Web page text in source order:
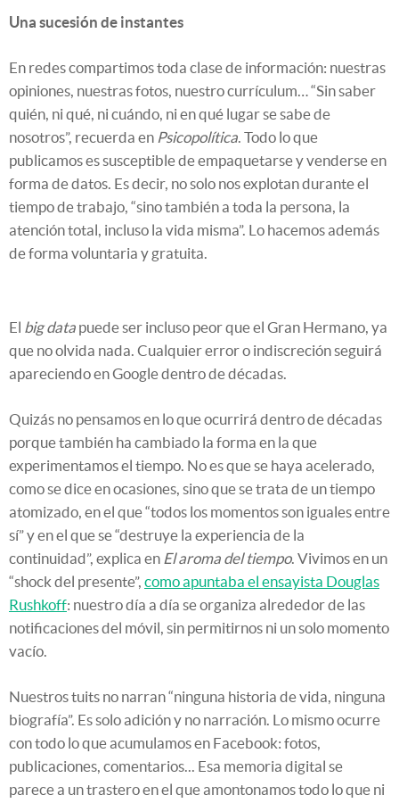
Una sucesión de instantes
En redes compartimos toda clase de información: nuestras
opiniones, nuestras fotos, nuestro currículum… “Sin saber
quién, ni qué, ni cuándo, ni en qué lugar se sabe de
nosotros”, recuerda en Psicopolítica. Todo lo que
publicamos es susceptible de empaquetarse y venderse en
forma de datos. Es decir, no solo nos explotan durante el
tiempo de trabajo, “sino también a toda la persona, la
atención total, incluso la vida misma”. Lo hacemos además
de forma voluntaria y gratuita.
El big data puede ser incluso peor que el Gran Hermano, ya
que no olvida nada. Cualquier error o indiscreción seguirá
apareciendo en Google dentro de décadas.
Quizás no pensamos en lo que ocurrirá dentro de décadas
porque también ha cambiado la forma en la que
experimentamos el tiempo. No es que se haya acelerado,
como se dice en ocasiones, sino que se trata de un tiempo
atomizado, en el que “todos los momentos son iguales entre
sí” y en el que se “destruye la experiencia de la
continuidad”, explica en El aroma del tiempo. Vivimos en un
“shock del presente”, como apuntaba el ensayista Douglas
Rushkoff: nuestro día a día se organiza alrededor de las
notificaciones del móvil, sin permitirnos ni un solo momento
vacío.
Nuestros tuits no narran “ninguna historia de vida, ninguna
biografía”. Es solo adición y no narración. Lo mismo ocurre
con todo lo que acumulamos en Facebook: fotos,
publicaciones, comentarios... Esa memoria digital se
parece a un trastero en el que amontonamos todo lo que ni